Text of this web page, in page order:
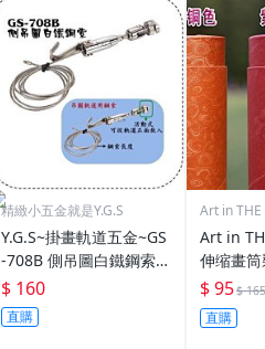
精緻小五金就是Y.G.S
Y.G.S~掛畫軌道五金~GS
-708B 側吊圖白鐵鋼索五
金掛圖器/掛畫器1M (適
用軌道正面開口8mm)
(含稅)
$ 160
直購
Art in
Art in
伸缩畫
畫書畫
海報筒
長至
$ 95$ 165
直購